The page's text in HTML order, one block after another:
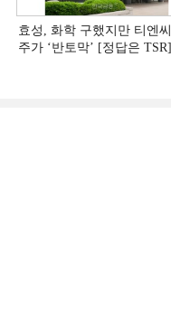
효성, 화학 구했지만 티엔씨
주가 ‘반토막’ [정답은 TSR]